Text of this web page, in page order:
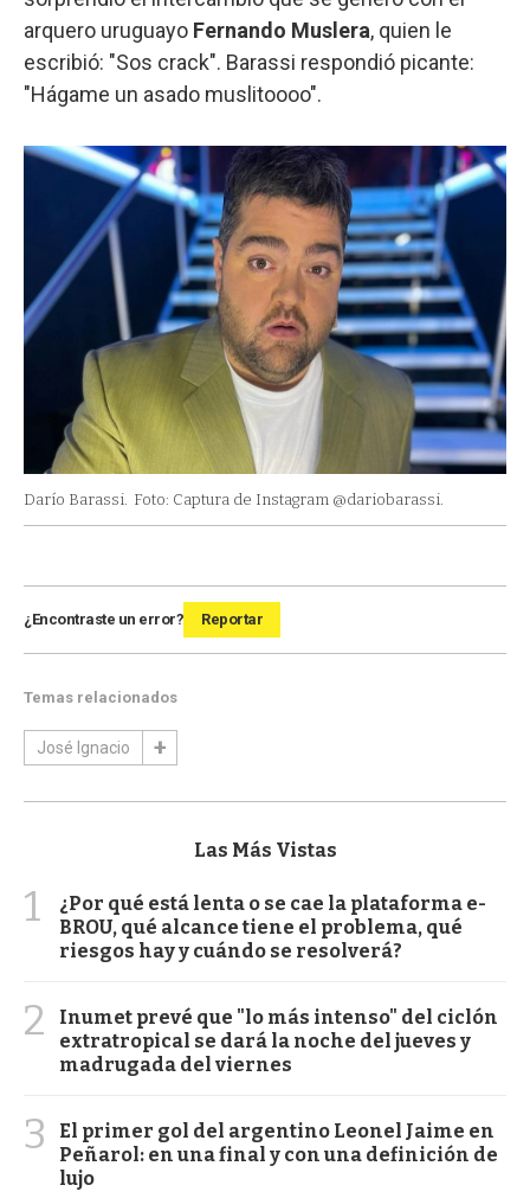
arquero uruguayo Fernando Muslera, quien le
escribió: "Sos crack". Barassi respondió picante:
"Hágame un asado muslitoooo".
Darío Barassi. Foto: Captura de Instagram @dariobarassi.
¿Encontraste un error? Reportar
Temas relacionados
José Ignacio
Las Más Vistas
1
¿Por qué está lenta o se cae la plataforma e-
BROU, qué alcance tiene el problema, qué
riesgos hay y cuándo se resolverá?
2
Inumet prevé que "lo más intenso" del ciclón
extratropical se dará la noche del jueves y
madrugada del viernes
3
El primer gol del argentino Leonel Jaime en
Peñarol: en una final y con una definición de
lujo